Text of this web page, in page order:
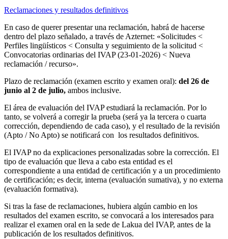
Reclamaciones y resultados definitivos
En caso de querer presentar una reclamación, habrá de hacerse
dentro del plazo señalado, a través de Azternet: «Solicitudes <
Perfiles lingüísticos < Consulta y seguimiento de la solicitud <
Convocatorias ordinarias del IVAP (23-01-2026) < Nueva
reclamación / recurso».
Plazo de reclamación (examen escrito y examen oral): del 26 de
junio al 2 de julio, ambos inclusive.
El área de evaluación del IVAP estudiará la reclamación. Por lo
tanto, se volverá a corregir la prueba (será ya la tercera o cuarta
corrección, dependiendo de cada caso), y el resultado de la revisión
(Apto / No Apto) se notificará con los resultados definitivos.
El IVAP no da explicaciones personalizadas sobre la corrección. El
tipo de evaluación que lleva a cabo esta entidad es el
correspondiente a una entidad de certificación y a un procedimiento
de certificación; es decir, interna (evaluación sumativa), y no externa
(evaluación formativa).
Si tras la fase de reclamaciones, hubiera algún cambio en los
resultados del examen escrito, se convocará a los interesados para
realizar el examen oral en la sede de Lakua del IVAP, antes de la
publicación de los resultados definitivos.